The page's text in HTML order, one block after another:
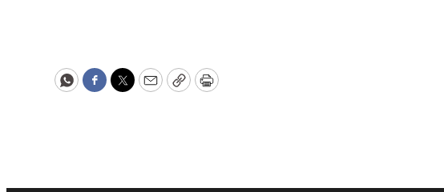
WhatsApp
Facebook
Twitter
EmailCopyPrint